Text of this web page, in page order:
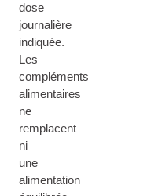
dose
journalière
indiquée.
Les
compléments
alimentaires
ne
remplacent
ni
une
alimentation